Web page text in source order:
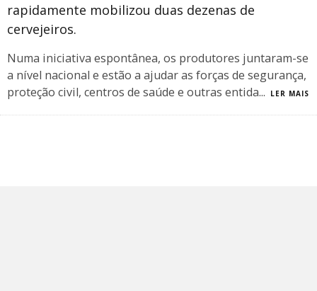
rapidamente mobilizou duas dezenas de
cervejeiros.
Numa iniciativa espontânea, os produtores juntaram-se
a nível nacional e estão a ajudar as forças de segurança,
proteção civil, centros de saúde e outras entida... LER MAIS